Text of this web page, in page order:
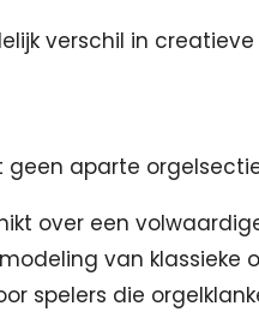
verschil in creatieve
geen aparte
over een
van klassieke
spelers die